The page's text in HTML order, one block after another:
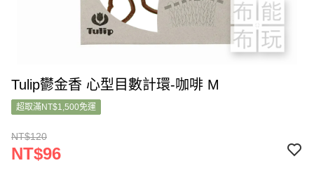
Tulip鬱金香 心型目數計環-咖啡 M
超取滿NT$1,500免運
NT$120
NT$96